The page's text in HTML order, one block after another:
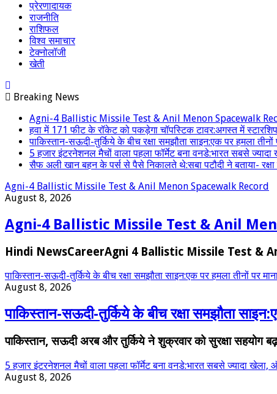
प्रेरणादायक
राजनीति
राशिफल
विश्व समाचार
टेक्नोलॉजी
खेती
Breaking News
Agni-4 Ballistic Missile Test & Anil Menon Spacewalk
हवा में 171 फीट के रॉकेट को पकड़ेगा चॉपस्टिक टावर:अगस्त में
पाकिस्तान-सऊदी-तुर्किये के बीच रक्षा समझौता साइन:एक पर हमला तीनों
5 हजार इंटरनेशनल मैचों वाला पहला फॉर्मेट बना वनडे:भारत सबसे
सैफ अली खान बहन के पर्स से पैसे निकालते थे:सबा पटौदी ने बताया-
Agni-4 Ballistic Missile Test & Anil Menon Spacewalk Record
August 8, 2026
Agni-4 Ballistic Missile Test & Anil
Hindi NewsCareerAgni 4 Ballistic Missile Test &
पाकिस्तान-सऊदी-तुर्किये के बीच रक्षा समझौता साइन:एक पर हमला तीनों पर
August 8, 2026
पाकिस्तान-सऊदी-तुर्किये के बीच रक्षा समझौता
पाकिस्तान, सऊदी अरब और तुर्किये ने शुक्रवार को सुरक्षा सहयोग
5 हजार इंटरनेशनल मैचों वाला पहला फॉर्मेट बना वनडे:भारत सबसे ज्यादा
August 8, 2026